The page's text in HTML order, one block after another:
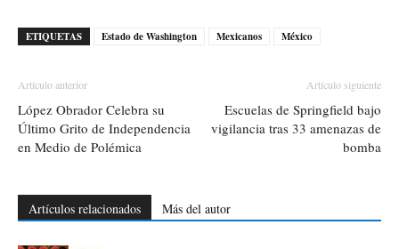
ETIQUETAS Estado de Washington Mexicanos México
Artículo anterior
López Obrador Celebra su
Último Grito de Independencia
en Medio de Polémica
Artículo siguiente
Escuelas de Springfield bajo
vigilancia tras 33 amenazas de
bomba
Artículos relacionados Más del autor